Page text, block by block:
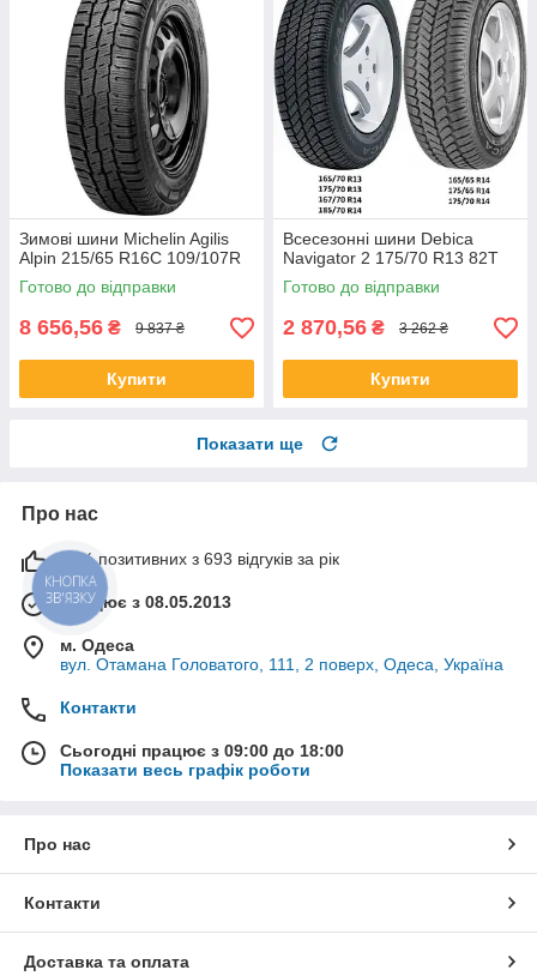
Зимові шини Michelin Agilis
Alpin 215/65 R16C 109/107R
Готово до відправки
8 656,56 ₴ 9 837 ₴
Купити
Всесезонні шини Debica
Navigator 2 175/70 R13 82T
Готово до відправки
2 870,56 ₴ 3 262 ₴
Купити
Показати ще
Про нас
99% позитивних з 693 відгуків за рік
Працює з 08.05.2013
м. Одеса
вул. Отамана Головатого, 111, 2 поверх, Одеса, Україна
Контакти
Сьогодні працює з 09:00 до 18:00
Показати весь графік роботи
Про нас
Контакти
Доставка та оплата
КНОПКА
ЗВ'ЯЗКУ